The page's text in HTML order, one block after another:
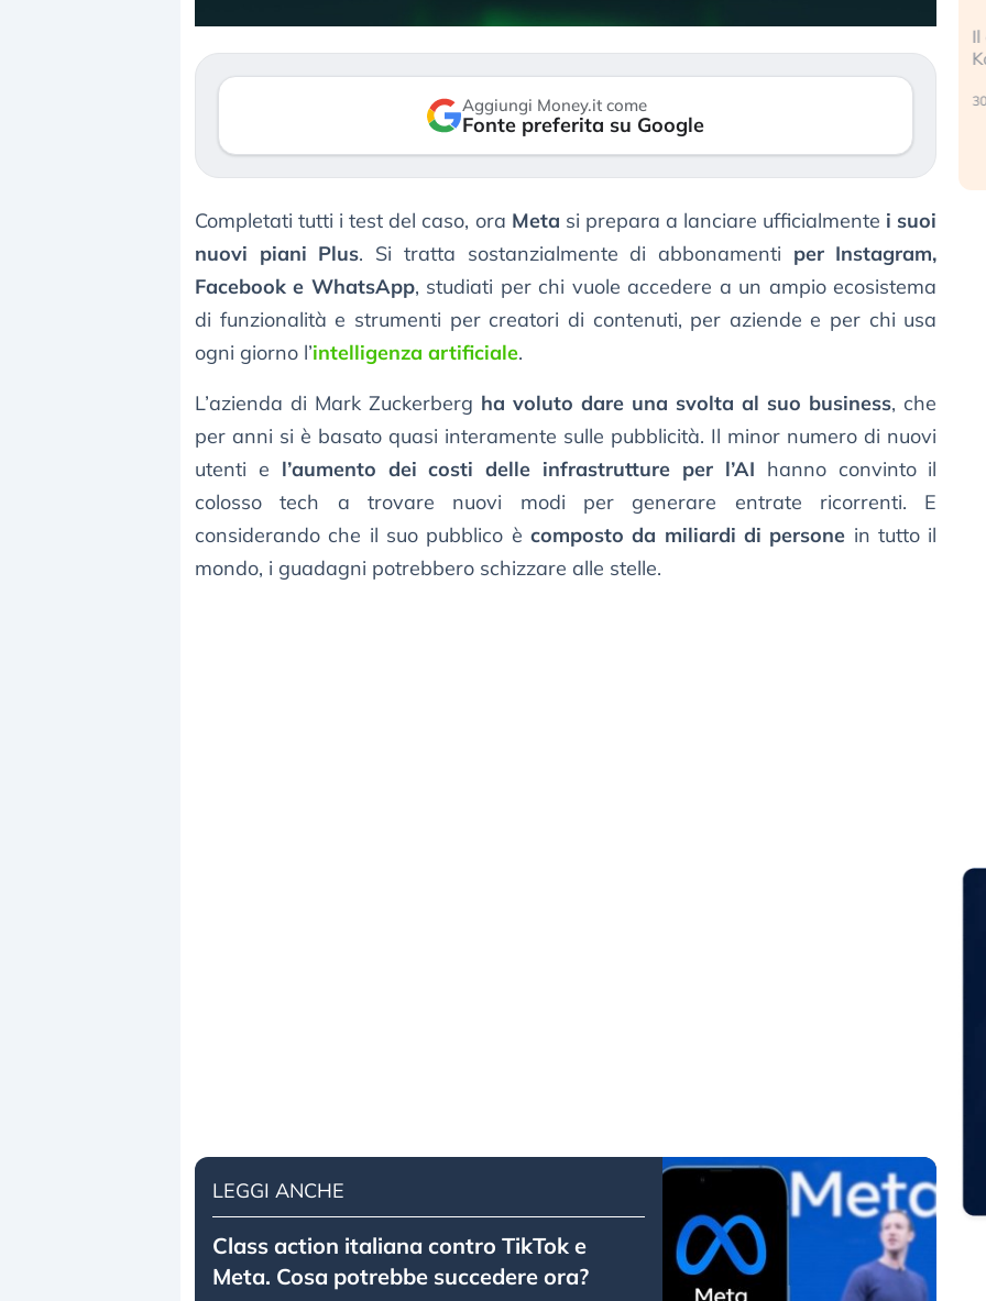
Aggiungi Money.it come
Fonte preferita su Google
Completati tutti i test del caso, ora Meta si prepara a lanciare ufficialmente i suoi
nuovi piani Plus. Si tratta sostanzialmente di abbonamenti per Instagram,
Facebook e WhatsApp, studiati per chi vuole accedere a un ampio ecosistema
di funzionalità e strumenti per creatori di contenuti, per aziende e per chi usa
ogni giorno l’intelligenza artificiale.
L’azienda di Mark Zuckerberg ha voluto dare una svolta al suo business, che
per anni si è basato quasi interamente sulle pubblicità. Il minor numero di nuovi
utenti e l’aumento dei costi delle infrastrutture per l’AI hanno convinto il
colosso tech a trovare nuovi modi per generare entrate ricorrenti. E
considerando che il suo pubblico ècomposto da miliardi di persone in tutto il
mondo, i guadagni potrebbero schizzare alle stelle.
LEGGI ANCHE
Class action italiana contro TikTok e
Meta. Cosa potrebbe succedere ora?
mostrando segni di stanchezza
verso le (…)
Kospi, mentre gli investitori retail (…)